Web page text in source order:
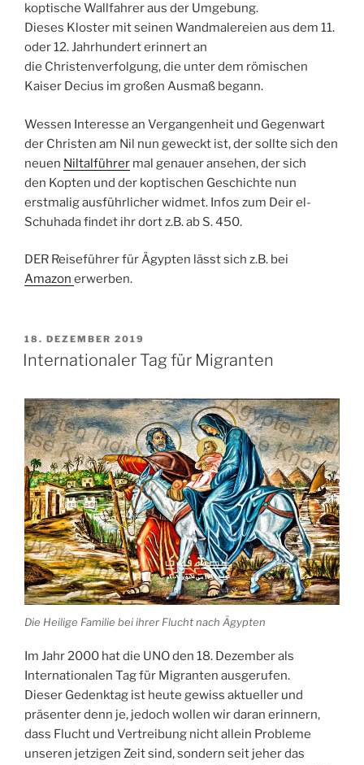
koptische Wallfahrer aus der Umgebung.
Dieses Kloster mit seinen Wandmalereien aus dem 11.
oder 12. Jahrhundert erinnert an
die Christenverfolgung, die unter dem römischen
Kaiser Decius im großen Ausmaß begann.
Wessen Interesse an Vergangenheit und Gegenwart
der Christen am Nil nun geweckt ist, der sollte sich den
neuen Niltalführer mal genauer ansehen, der sich
den Kopten und der koptischen Geschichte nun
erstmalig ausführlicher widmet. Infos zum Deir el-
Schuhada findet ihr dort z.B. ab S. 450.
DER Reiseführer für Ägypten lässt sich z.B. bei
Amazon erwerben.
VERÖFFENTLICHT
AM
18. DEZEMBER 2019
Internationaler Tag für Migranten
Die Heilige Familie bei ihrer Flucht nach Ägypten
Im Jahr 2000 hat die UNOden 18. Dezember als
Internationalen Tag für Migranten ausgerufen.
Dieser Gedenktag ist heute gewiss aktueller und
präsenter denn je, jedoch wollen wir daran erinnern,
dass Flucht und Vertreibung nicht allein Probleme
unseren jetzigen Zeit sind, sondern seit jeher das